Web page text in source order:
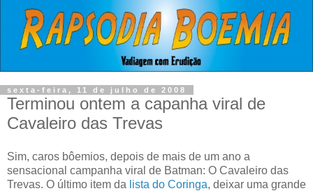
sexta-feira, 11 de julho de 2008
Terminou ontem a capanha viral de
Cavaleiro das Trevas
Sim, caros bôemios, depois de mais de um ano a
sensacional campanha viral de Batman: O Cavaleiro das
Trevas. O último item da lista do Coringa, deixar uma grande